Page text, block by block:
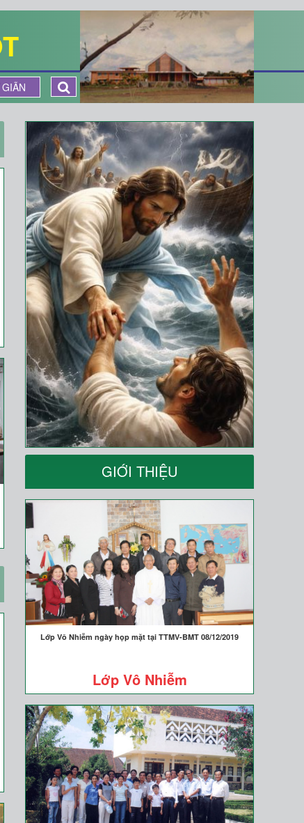
GIỚI THIỆU
Lớp Vô Nhiễm ngày họp mặt tại TTMV-BMT 08/12/2019
Lớp Vô Nhiễm